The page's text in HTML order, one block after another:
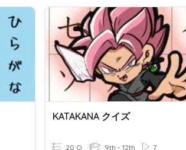
KATAKANA クイズ
20 Q 9th - 12th 7